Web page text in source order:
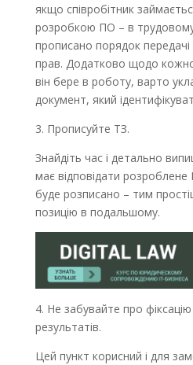
якщо співробітник
розробкою ПО – в
прописано порядок
прав. Додатково щодо
він бере в роботу, варто
документ, який
3. Прописуйте ТЗ.
Знайдіть час і детально
має відповідати
буде розписано – тим
позицію в подальшому.
4. Не забувайте про
результатів.
Цей пункт корисний і для